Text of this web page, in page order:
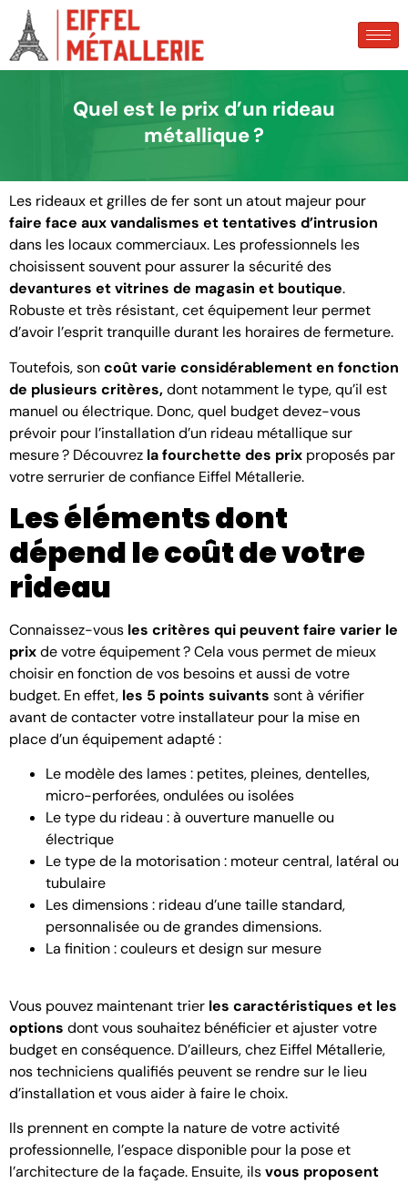
Quel est le prix d’un rideau
métallique ?
Les rideaux et grilles de fer sont un atout majeur pour
faire face aux vandalismes et tentatives d’intrusion
dans les locaux commerciaux. Les professionnels les
choisissent souvent pour assurer la sécurité des
devantures et vitrines de magasin et boutique.
Robuste et très résistant, cet équipement leur permet
d’avoir l’esprit tranquille durant les horaires de fermeture.
Toutefois, soncoût varie considérablement en fonction
de plusieurs critères,dont notamment le type, qu’il est
manuel ou électrique. Donc, quel budget devez-vous
prévoir pour l’installation d’un rideau métallique sur
mesure ? Découvrez la fourchette des prix proposés par
votre serrurier de confiance Eiffel Métallerie.
Les éléments dont
dépend le coût de votre
rideau
Connaissez-vous les critères qui peuvent faire varier le
prixde votre équipement ? Cela vous permet de mieux
choisir en fonction de vos besoins et aussi de votre
budget. En effet, les 5 points suivants sont à vérifier
avant de contacter votre installateur pour la mise en
place d’un équipement adapté :
Le modèle des lames : petites, pleines, dentelles,
micro-perforées, ondulées ou isolées
Le type du rideau : à ouverture manuelle ou
électrique
Le type de la motorisation : moteur central, latéral ou
tubulaire
Les dimensions : rideau d’une taille standard,
personnalisée ou de grandes dimensions.
La finition : couleurs et design sur mesure
Vous pouvez maintenant trier les caractéristiques et les
options dont vous souhaitez bénéficier et ajuster votre
budget en conséquence. D’ailleurs, chez Eiffel Métallerie,
nos techniciens qualifiés peuvent se rendre sur le lieu
d’installation et vous aider à faire le choix.
Ils prennent en compte la nature de votre activité
professionnelle, l’espace disponible pour la pose et
l’architecture de la façade. Ensuite, ilsvous proposent